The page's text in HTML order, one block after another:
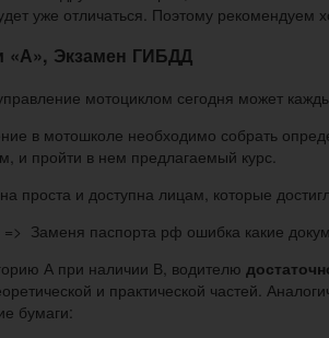
уже отличаться. Поэтому
«А», Экзамен ГИБДД
мотоциклом сегодня может
в мотошколе необходимо собрать
и пройти в нем предлагаемый курс.
проста и доступна лицам, которые
Заменя паспорта рф ошибка какие
А при наличии В, водителю
и практической частей.
бумаги: